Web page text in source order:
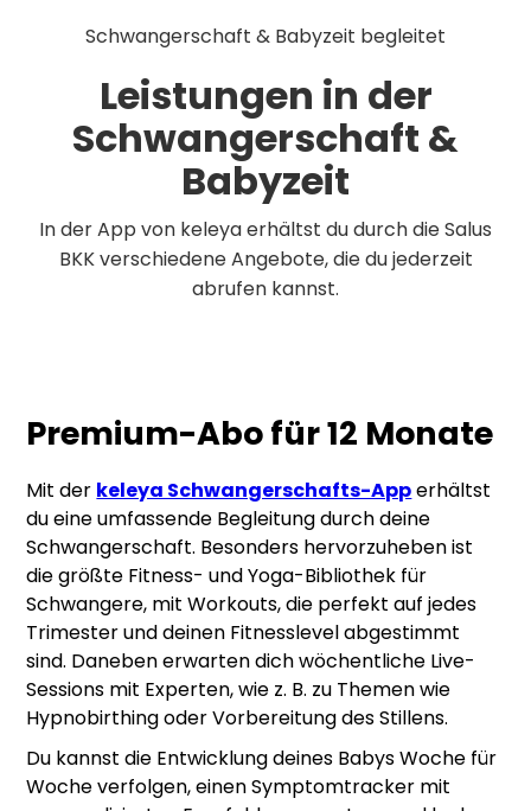
Schwangerschaft & Babyzeit begleitet
Leistungen in der
Schwangerschaft &
Babyzeit
In der App von keleya erhältst du durch die Salus
BKK verschiedene Angebote, die du jederzeit
abrufen kannst.
Premium-Abo für 12 Monate
Mit der keleya Schwangerschafts-Apperhältst
du eine umfassende Begleitung durch deine
Schwangerschaft. Besonders hervorzuheben ist
die größte Fitness- und Yoga-Bibliothek für
Schwangere, mit Workouts, die perfekt auf jedes
Trimester und deinen Fitnesslevel abgestimmt
sind. Daneben erwarten dich wöchentliche Live-
Sessions mit Experten, wie z. B. zu Themen wie
Hypnobirthing oder Vorbereitung des Stillens.
Du kannst die Entwicklung deines Babys Woche für
Woche verfolgen, einen Symptomtracker mit